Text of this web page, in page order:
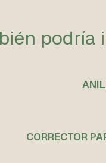
podría
CORRECTOR